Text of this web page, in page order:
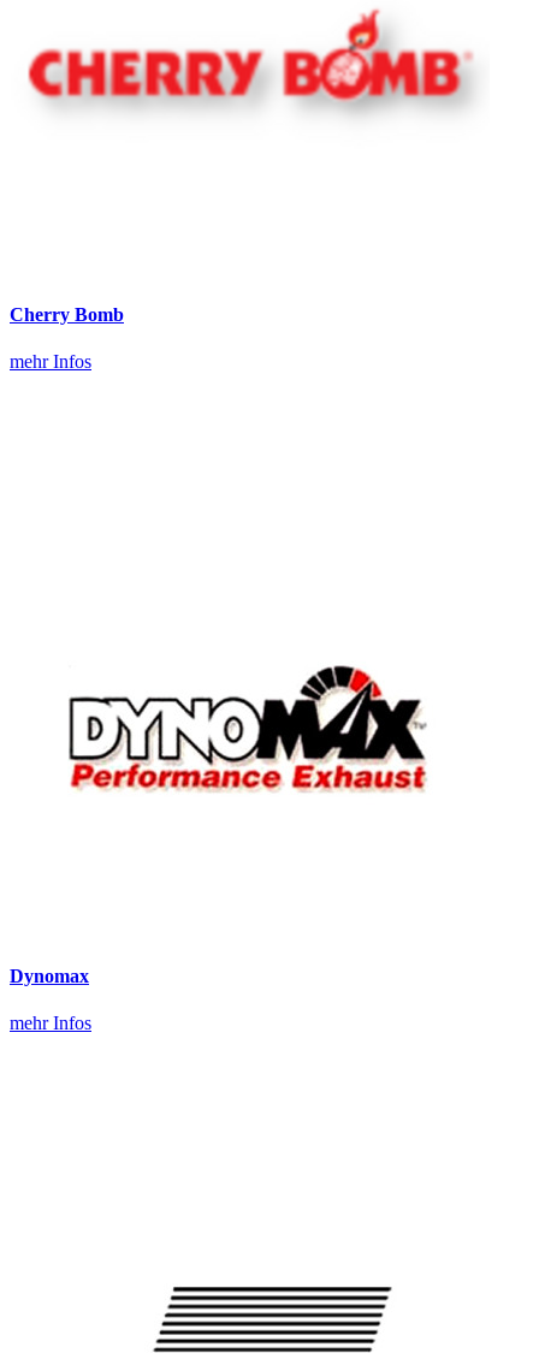
Cherry Bomb
mehr Infos
Dynomax
mehr Infos